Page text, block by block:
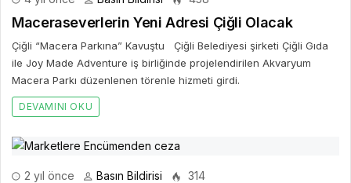
Maceraseverlerin Yeni Adresi Çiğli Olacak
Çiğli “Macera Parkına” Kavuştu Çiğli Belediyesi şirketi Çiğli Gıda
ile Joy Made Adventure iş birliğinde projelendirilen Akvaryum
Macera Parkı düzenlenen törenle hizmeti girdi.
DEVAMINI OKU
2 yıl önce Basın Bildirisi 314